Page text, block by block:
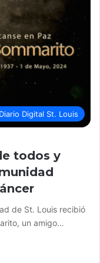
Diario Digital St. Louis
todos y
de St. Louis recibió
un amigo…